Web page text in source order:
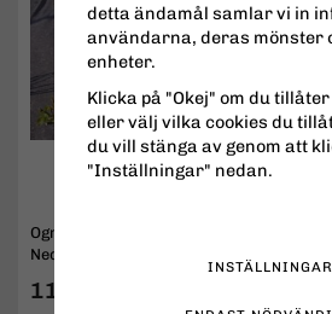
Ogräsduk Biologisk
Nedbrytbar (Biocovers)
119 kr
detta ändamål samlar vi in
användarna, deras mönster
enheter.
Klicka på "Okej" om du
eller välj vilka cookies du
du vill stänga av genom att
"Inställningar" nedan.
INSTÄLLNINGAR